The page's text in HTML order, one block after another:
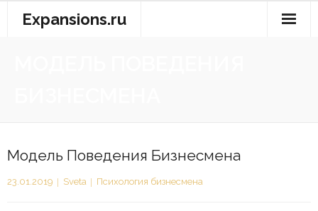
Expansions.ru
Модель Поведения Бизнесмена
23.01.2019 Sveta Психология бизнесмена